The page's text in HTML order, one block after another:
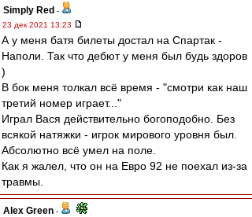
Simply Red -
23 дек 2021 13:23
А у меня батя билеты достал на Спартак -
Наполи. Так что дебют у меня был будь здоров
)
В бок меня толкал всё время - "смотри как наш
третий номер играет..."
Играл Вася действительно богоподобно. Без
всякой натяжки - игрок мирового уровня был.
Абсолютно всё умел на поле.
Как я жалел, что он на Евро 92 не поехал из-за
травмы.
Alex Green -